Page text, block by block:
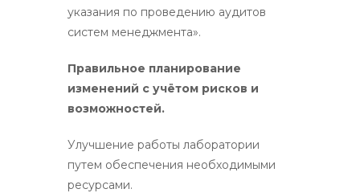
указания по проведению аудитов
систем менеджмента».
Правильное планирование
изменений с учётом рисков и
возможностей.
Улучшение работы лаборатории
путем обеспечения необходимыми
ресурсами.